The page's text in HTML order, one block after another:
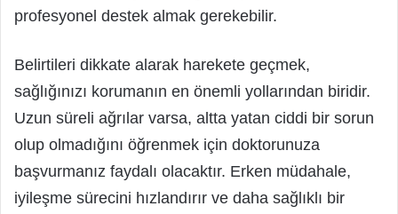
profesyonel destek almak gerekebilir.
Belirtileri dikkate alarak harekete geçmek,
sağlığınızı korumanın en önemli yollarından biridir.
Uzun süreli ağrılar varsa, altta yatan ciddi bir sorun
olup olmadığını öğrenmek için doktorunuza
başvurmanız faydalı olacaktır. Erken müdahale,
iyileşme sürecini hızlandırır ve daha sağlıklı bir